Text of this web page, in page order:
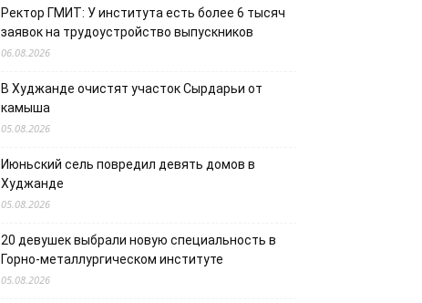
Ректор ГМИТ: У института есть более 6 тысяч
заявок на трудоустройство выпускников
06.08.2026
В Худжанде очистят участок Сырдарьи от
камыша
05.08.2026
Июньский сель повредил девять домов в
Худжанде
05.08.2026
20 девушек выбрали новую специальность в
Горно-металлургическом институте
05.08.2026